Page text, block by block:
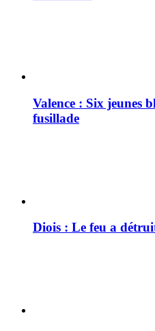
Valence : Six jeunes
fusillade
Diois : Le feu a